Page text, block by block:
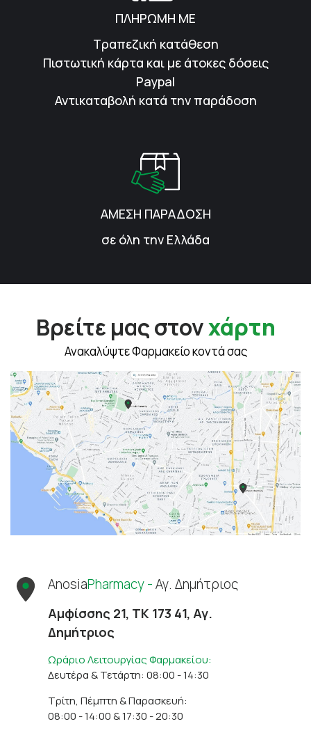
ΠΛΗΡΩΜΗ ΜΕ
Τραπεζική κατάθεση
Πιστωτική κάρτα και με άτοκες δόσεις
Paypal
Αντικαταβολή κατά την παράδοση
ΑΜΕΣΗ ΠΑΡΑΔΟΣΗ
σε όλη την Ελλάδα
Βρείτε μας στονχάρτη
Ανακαλύψτε Φαρμακείο κοντά σας
AnosiaPharmacy -Αγ. Δημήτριος
Αμφίσσης 21, ΤΚ 173 41, Αγ.
Δημήτριος
Ωράριο Λειτουργίας Φαρμακείου:
Δευτέρα & Τετάρτη: 08:00 - 14:30
Τρίτη, Πέμπτη & Παρασκευή:
08:00 - 14:00 & 17:30 - 20:30